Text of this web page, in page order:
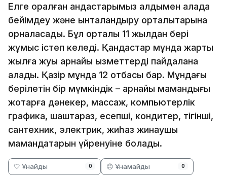
Елге оралған қандастарымыз алдымен қалада
бейімдеу және ынталандыру орталықтарына
орналасады. Бұл орталық 11 жылдан бері
жұмыс істеп келеді. Қандастар мұнда жарты
жылға жуық арнайы қызметтерді пайдалана
алады. Қазір мұнда 12 отбасы бар. Мұндағы
берілетін бір мүмкіндік – арнайы мамандығы
жоқтарға дәнекер, массаж, компьютерлік
графика, шаштараз, есепші, кондитер, тігінші,
сантехник, электрик, жиһаз жинаушы
мамандақтарын үйренуіне болады.
🤍 Ұнайды 0 😞 Ұнамайды 0